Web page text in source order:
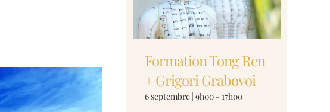
Formation Tong Ren
+ Grigori Grabovoi
6 septembre | 9h00 - 17h00